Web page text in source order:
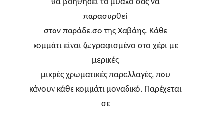
θα βοηθήσει το μυαλό σας να
παρασυρθεί
στον παράδεισο της Χαβάης. Κάθε
κομμάτι είναι ζωγραφισμένο στο χέρι με
μερικές
μικρές χρωματικές παραλλαγές, που
κάνουν κάθε κομμάτι μοναδικό. Παρέχεται
σε